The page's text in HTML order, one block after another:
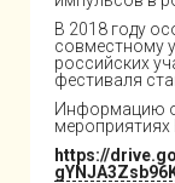
В 2018 году
совместному
российских
фестиваля
Информацию о
https://